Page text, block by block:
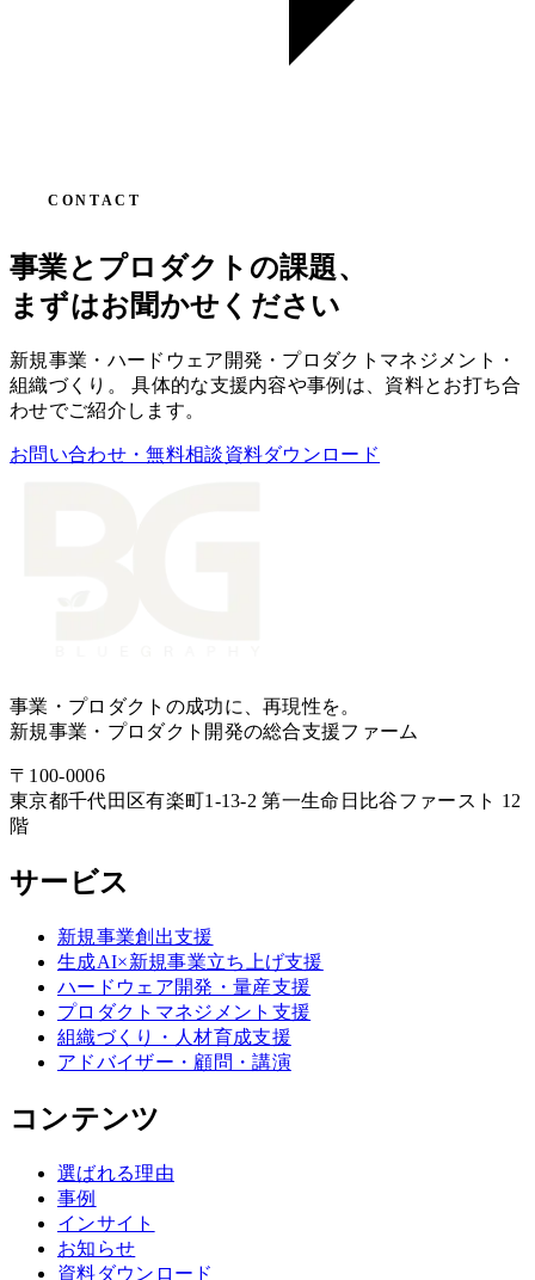
CONTACT
事業とプロダクトの課題、
まずはお聞かせください
新規事業・ハードウェア開発・プロダクトマネジメント・
組織づくり。 具体的な支援内容や事例は、資料とお打ち合
わせでご紹介します。
お問い合わせ・無料相談資料ダウンロード
事業・プロダクトの成功に、再現性を。
新規事業・プロダクト開発の総合支援ファーム
〒 100-0006
東京都千代田区有楽町1-13-2 第一生命日比谷ファースト 12
階
サービス
新規事業創出支援
生成AI×新規事業立ち上げ支援
ハードウェア開発・量産支援
プロダクトマネジメント支援
組織づくり・人材育成支援
アドバイザー・顧問・講演
コンテンツ
選ばれる理由
事例
インサイト
お知らせ
資料ダウンロード